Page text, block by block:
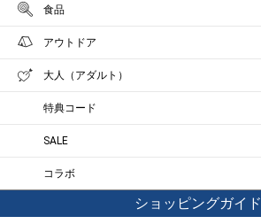
食品
アウトドア
大人（アダルト）
特典コード
SALE
コラボ
ショッピングガイド